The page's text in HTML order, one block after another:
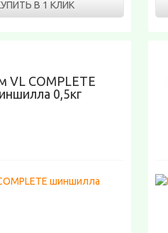
В 1 КЛИК
VL COMPLETE
0,5кг